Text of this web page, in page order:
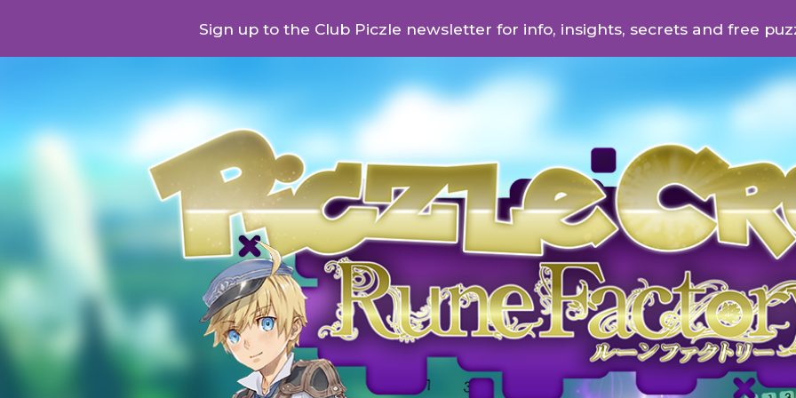
Skip to main content Skip to
Sign up to the Club Piczle newsletter for info, insights, secrets and free